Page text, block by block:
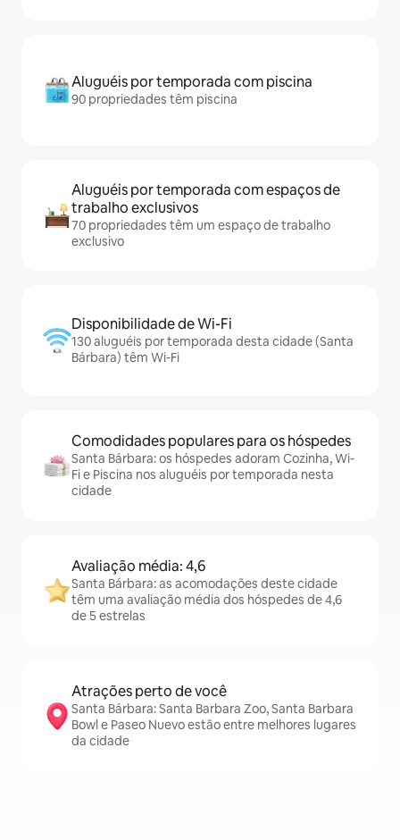
Aluguéis por temporada com piscina
90 propriedades têm piscina
Aluguéis por temporada com espaços de
trabalho exclusivos
70 propriedades têm um espaço de trabalho
exclusivo
Disponibilidade de Wi-Fi
130 aluguéis por temporada desta cidade (Santa
Bárbara) têm Wi-Fi
Comodidades populares para os hóspedes
Santa Bárbara: os hóspedes adoram Cozinha, Wi-
Fi e Piscina nos aluguéis por temporada nesta
cidade
Avaliação média: 4,6
Santa Bárbara: as acomodações deste cidade
têm uma avaliação média dos hóspedes de 4,6
de 5 estrelas
Atrações perto de você
Santa Bárbara: Santa Barbara Zoo, Santa Barbara
Bowl e Paseo Nuevo estão entre melhores lugares
da cidade